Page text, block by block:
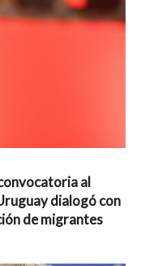
al
dialogó con
de migrantes